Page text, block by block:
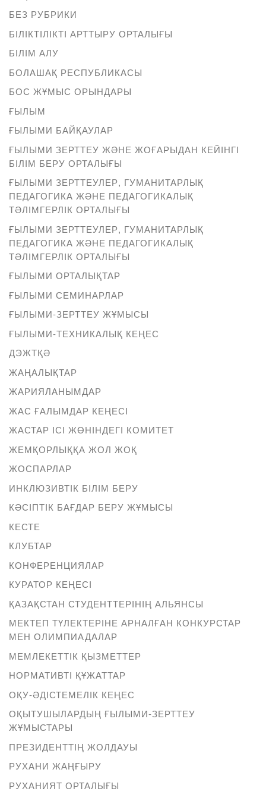
БЕЗ РУБРИКИ
БІЛІКТІЛІКТІ АРТТЫРУ ОРТАЛЫҒЫ
БІЛІМ АЛУ
БОЛАШАҚ РЕСПУБЛИКАСЫ
БОС ЖҰМЫС ОРЫНДАРЫ
ҒЫЛЫМ
ҒЫЛЫМИ БАЙҚАУЛАР
ҒЫЛЫМИ ЗЕРТТЕУ ЖӘНЕ ЖОҒАРЫДАН КЕЙІНГІ
БІЛІМ БЕРУ ОРТАЛЫҒЫ
ҒЫЛЫМИ ЗЕРТТЕУЛЕР, ГУМАНИТАРЛЫҚ
ПЕДАГОГИКА ЖӘНЕ ПЕДАГОГИКАЛЫҚ
ТӘЛІМГЕРЛІК ОРТАЛЫҒЫ
ҒЫЛЫМИ ЗЕРТТЕУЛЕР, ГУМАНИТАРЛЫҚ
ПЕДАГОГИКА ЖӘНЕ ПЕДАГОГИКАЛЫҚ
ТӘЛІМГЕРЛІК ОРТАЛЫҒЫ
ҒЫЛЫМИ ОРТАЛЫҚТАР
ҒЫЛЫМИ СЕМИНАРЛАР
ҒЫЛЫМИ-ЗЕРТТЕУ ЖҰМЫСЫ
ҒЫЛЫМИ-ТЕХНИКАЛЫҚ КЕҢЕС
ДЭЖТҚӘ
ЖАҢАЛЫҚТАР
ЖАРИЯЛАНЫМДАР
ЖАС ҒАЛЫМДАР КЕҢЕСІ
ЖАСТАР ІСІ ЖӨНІНДЕГІ КОМИТЕТ
ЖЕМҚОРЛЫҚҚА ЖОЛ ЖОҚ
ЖОСПАРЛАР
ИНКЛЮЗИВТІК БІЛІМ БЕРУ
КӘСІПТІК БАҒДАР БЕРУ ЖҰМЫСЫ
КЕСТЕ
КЛУБТАР
КОНФЕРЕНЦИЯЛАР
КУРАТОР КЕҢЕСІ
ҚАЗАҚСТАН СТУДЕНТТЕРІНІҢ АЛЬЯНСЫ
МЕКТЕП ТҮЛЕКТЕРІНЕ АРНАЛҒАН КОНКУРСТАР
МЕН ОЛИМПИАДАЛАР
МЕМЛЕКЕТТІК ҚЫЗМЕТТЕР
НОРМАТИВТІ ҚҰЖАТТАР
ОҚУ-ӘДІСТЕМЕЛІК КЕҢЕС
ОҚЫТУШЫЛАРДЫҢ ҒЫЛЫМИ-ЗЕРТТЕУ
ЖҰМЫСТАРЫ
ПРЕЗИДЕНТТІҢ ЖОЛДАУЫ
РУХАНИ ЖАҢҒЫРУ
РУХАНИЯТ ОРТАЛЫҒЫ